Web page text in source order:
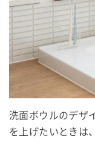
洗面ボウルのデザ
を上げたいときは